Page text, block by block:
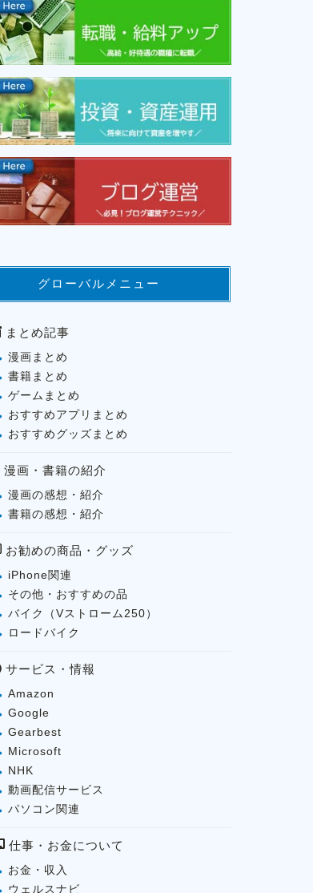
グローバルメニュー
まとめ記事
漫画まとめ
書籍まとめ
ゲームまとめ
おすすめアプリまとめ
おすすめグッズまとめ
漫画・書籍の紹介
漫画の感想・紹介
書籍の感想・紹介
お勧めの商品・グッズ
iPhone関連
その他・おすすめの品
バイク（Vストローム250）
ロードバイク
サービス・情報
Amazon
Google
Gearbest
Microsoft
NHK
動画配信サービス
パソコン関連
仕事・お金について
お金・収入
ウェルスナビ